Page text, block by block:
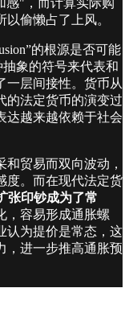
感"，而计算实际购
偷懒占了上风。
的根源是否可能
象的符号来代表和
一层间接性。货币从
的法定货币的演变过
达越来越依赖于社会
贸易而双向波动，
度。而在现代法定货
张印钞成为了常
，容易形成通胀螺
认为提价是常态，这
，进一步推高通胀预